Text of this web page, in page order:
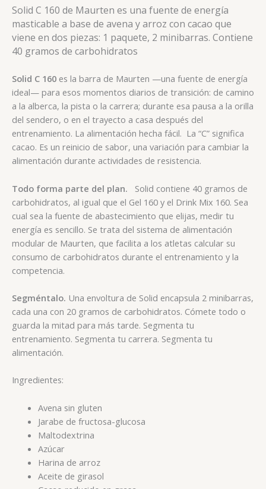
Solid C 160 de Maurten es una fuente de energía
masticable a base de avena y arroz con cacao que
viene en dos piezas: 1 paquete, 2 minibarras. Contiene
40 gramos de carbohidratos
Solid C 160 es la barra de Maurten —una fuente de energía
ideal— para esos momentos diarios de transición: de camino
a la alberca, la pista o la carrera; durante esa pausa a la orilla
del sendero, o en el trayecto a casa después del
entrenamiento. La alimentación hecha fácil. La “C” significa
cacao. Es un reinicio de sabor, una variación para cambiar la
alimentación durante actividades de resistencia.
Todo forma parte del plan. Solid contiene 40 gramos de
carbohidratos, al igual que el Gel 160 y el Drink Mix 160. Sea
cual sea la fuente de abastecimiento que elijas, medir tu
energía es sencillo. Se trata del sistema de alimentación
modular de Maurten, que facilita a los atletas calcular su
consumo de carbohidratos durante el entrenamiento y la
competencia.
Segméntalo. Una envoltura de Solid encapsula 2 minibarras,
cada una con 20 gramos de carbohidratos. Cómete todo o
guarda la mitad para más tarde. Segmenta tu
entrenamiento. Segmenta tu carrera. Segmenta tu
alimentación.
Ingredientes:
Avena sin gluten
Jarabe de fructosa-glucosa
Maltodextrina
Azúcar
Harina de arroz
Aceite de girasol